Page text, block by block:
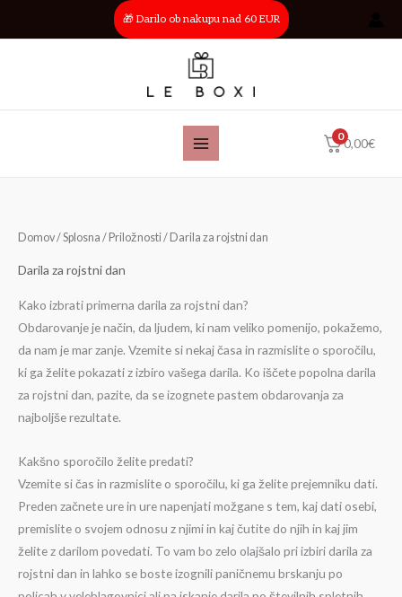
🎁 Darilo ob nakupu nad 60 EUR
00,00€
Domov/Splosna / Priložnosti/ Darila za rojstni dan
Darila za rojstni dan
Kako izbrati primerna darila za rojstni dan?
Obdarovanje je način, da ljudem, ki nam veliko pomenijo, pokažemo,
da nam je mar zanje. Vzemite si nekaj časa in razmislite o sporočilu,
ki ga želite pokazati z izbiro vašega darila. Ko iščete popolna darila
za rojstni dan, pazite, da se izognete pastem obdarovanja za
najboljše rezultate.
Kakšno sporočilo želite predati?
Vzemite si čas in razmislite o sporočilu, ki ga želite prejemniku dati.
Preden začnete ure in ure napenjati možgane s tem, kaj dati osebi,
premislite o svojem odnosu z njimi in kaj čutite do njih in kaj jim
želite z darilom povedati. To vam bo zelo olajšalo pri izbiri darila za
rojstni dan in lahko se boste izognili paničnemu brskanju po